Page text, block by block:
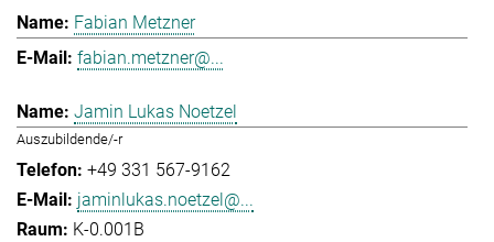
Fabian Metzner
fabian.metzner@...
Jamin Lukas Noetzel
Auszubildende/-r
+49 331 567-9162
jaminlukas.noetzel@...
K-0.001B